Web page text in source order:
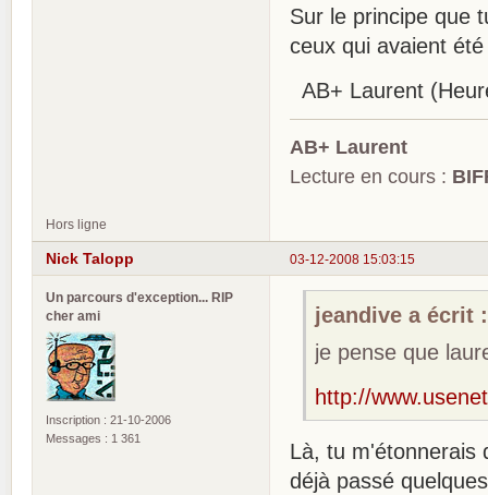
Sur le principe que
ceux qui avaient
AB+ Laurent
AB+ Laurent
Lecture en cours :
Hors ligne
03-12-2008 15:03:15
Nick Talopp
Un parcours d'exception... RIP
cher ami
Inscription : 21-10-2006
Messages : 1 361
jeandive a écrit :
je pense que
http://
Là, tu m'étonnerais
déjà passé